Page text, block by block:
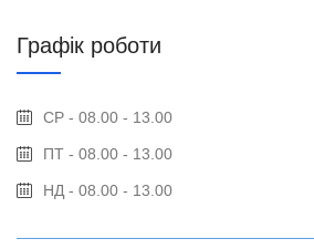
Графік роботи
СР - 08.00 - 13.00
ПТ - 08.00 - 13.00
НД - 08.00 - 13.00